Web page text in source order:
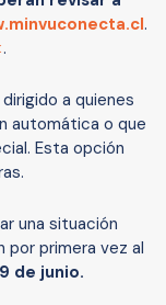
.
.
dirigido a quienes
automática o que
Esta opción
una situación
primera vez al
de junio.